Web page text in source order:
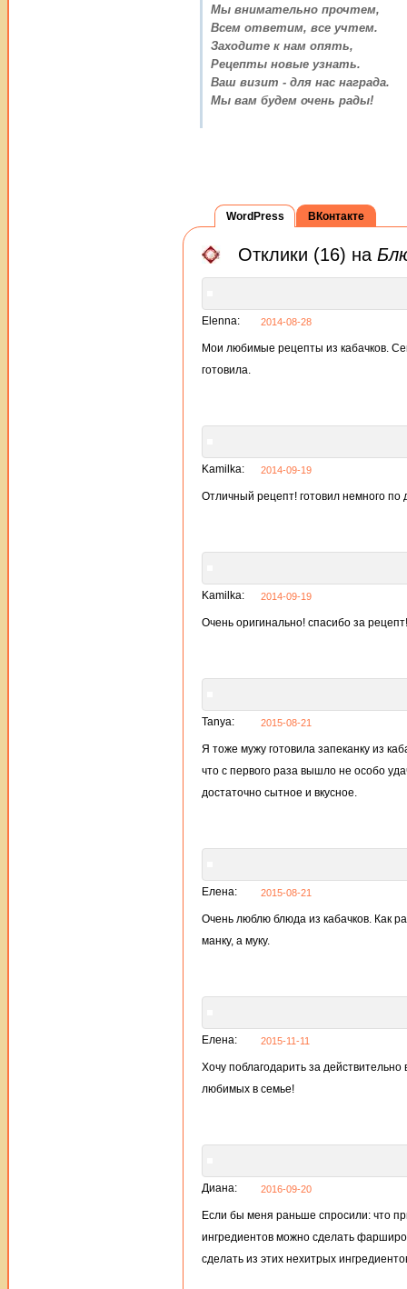
Мы внимательно прочтем,
Всем ответим, все учтем.
Заходите к нам опять,
Рецепты новые узнать.
Ваш визит - для нас награда.
Мы вам будем очень рады!
WordPress
Отклики (16) на
Elenna: 2014-08-28
Мои любимые рецепты из кабачков.
готовила.
Kamilka: 2014-09-19
Отличный рецепт! готовил немного по
Kamilka: 2014-09-19
Очень оригинально! спасибо за
Tanya: 2015-08-21
Я тоже мужу готовила запеканку из
что с первого раза вышло не особо
достаточно сытное и вкусное.
Елена: 2015-08-21
Очень люблю блюда из кабачков. Как
манку, а муку.
Елена: 2015-11-11
Хочу поблагодарить за
любимых в семье!
Диана: 2016-09-20
Если бы меня раньше спросили: что
ингредиентов можно сделать
сделать из этих нехитрых
ВКонтакте